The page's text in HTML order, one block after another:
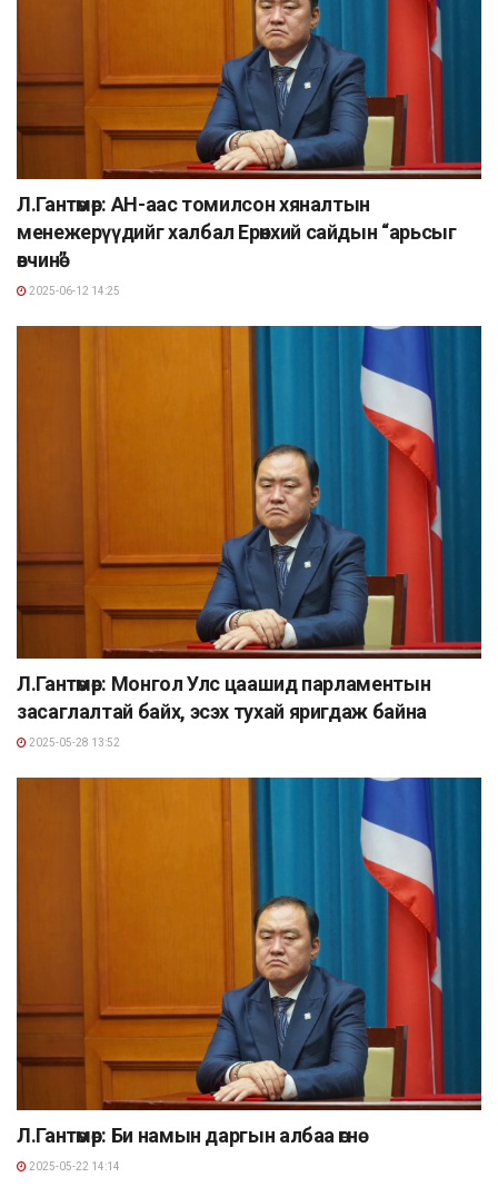
Л.Гантөмөр: АН-аас томилсон хяналтын
менежерүүдийг халбал Ерөнхий сайдын “арьсыг
өвчинө”
2025-06-12 14:25
Л.Гантөмөр: Монгол Улс цаашид парламентын
засаглалтай байх, эсэх тухай яригдаж байна
2025-05-28 13:52
Л.Гантөмөр: Би намын даргын албаа өгнө
2025-05-22 14:14